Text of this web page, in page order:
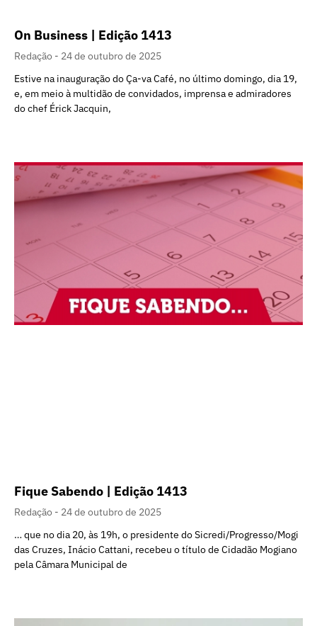
On Business | Edição 1413
Redação
24 de outubro de 2025
Estive na inauguração do Ça-va Café, no último domingo, dia 19,
e, em meio à multidão de convidados, imprensa e admiradores
do chef Érick Jacquin,
Fique Sabendo | Edição 1413
Redação
24 de outubro de 2025
… que no dia 20, às 19h, o presidente do Sicredi/Progresso/Mogi
das Cruzes, Inácio Cattani, recebeu o título de Cidadão Mogiano
pela Câmara Municipal de